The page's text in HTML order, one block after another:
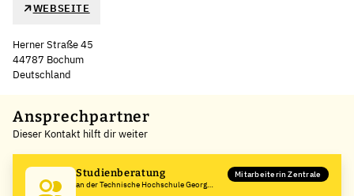
WEBSEITE
Herner Straße 45
44787 Bochum
Deutschland
+
−
Ansprechpartner
Dieser Kontakt hilft dir weiter
Studienberatung
an der Technische Hochschule Georg
Mitarbeiterin Zentrale